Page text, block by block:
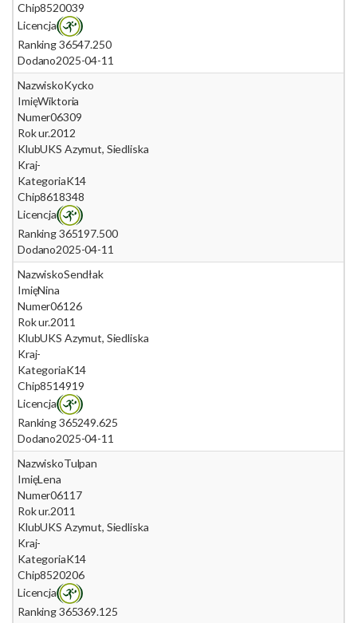
Chip8520039
Licencja
Ranking 36547.250
Dodano2025-04-11
NazwiskoKycko
ImięWiktoria
Numer06309
Rok ur.2012
KlubUKS Azymut, Siedliska
Kraj-
KategoriaK14
Chip8618348
Licencja
Ranking 365197.500
Dodano2025-04-11
NazwiskoSendłak
ImięNina
Numer06126
Rok ur.2011
KlubUKS Azymut, Siedliska
Kraj-
KategoriaK14
Chip8514919
Licencja
Ranking 365249.625
Dodano2025-04-11
NazwiskoTulpan
ImięLena
Numer06117
Rok ur.2011
KlubUKS Azymut, Siedliska
Kraj-
KategoriaK14
Chip8520206
Licencja
Ranking 365369.125